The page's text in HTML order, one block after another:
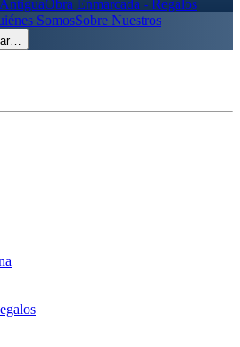
Obra Enmarcada - Regalos
SomosSobre Nuestros
…